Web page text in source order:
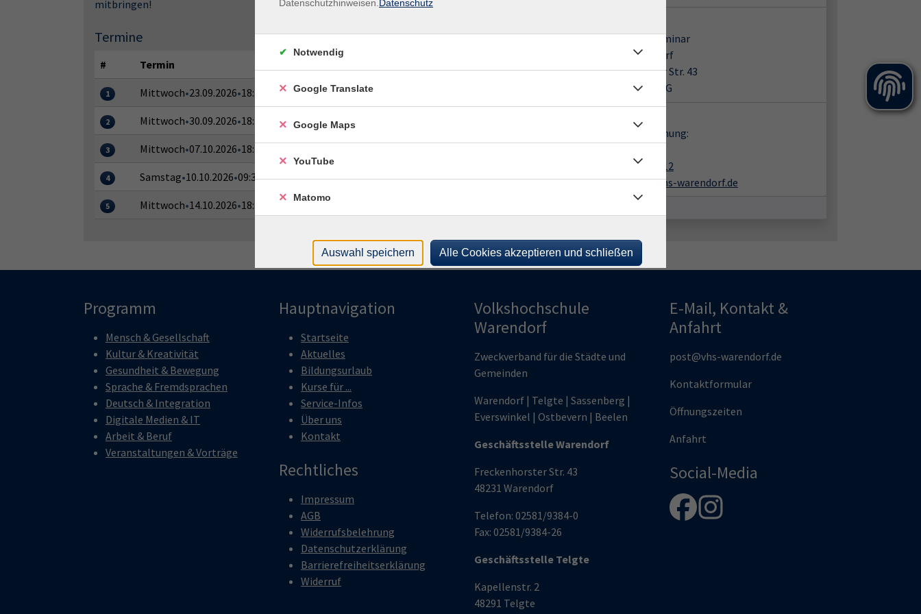
mitbringen!
Termine
# Termin
1 Mittwoch•23.09.2026•18:30–20:00 Uhr
2 Mittwoch•30.09.2026•18:30–20:00 Uhr
3 Mittwoch•07.10.2026•18:30–20:00 Uhr
4 Samstag•10.10.2026•09:30–12:30 Uhr Altes Lehrerseminar
5 Mittwoch•14.10.2026•18:30–20:00 Uhr
Altes Lehrerseminar
48231 Warendorf
Freckenhorster Str. 43
Raum 210 / 2. OG
Fragen zur Buchung:
02581-938412
buening@vhs-warendorf.de
Programm
Mensch & Gesellschaft
Kultur & Kreativität
Gesundheit & Bewegung
Sprache & Fremdsprachen
Deutsch & Integration
Digitale Medien & IT
Arbeit & Beruf
Veranstaltungen & Vorträge
Hauptnavigation
Startseite
Aktuelles
Bildungsurlaub
Kurse für ...
Service-Infos
Über uns
Kontakt
Rechtliches
Impressum
AGB
Widerrufsbelehrung
Datenschutzerklärung
Barrierefreiheitserklärung
Widerruf
Volkshochschule
Warendorf
Zweckverband für die Städte und
Gemeinden
Warendorf | Telgte | Sassenberg |
Everswinkel | Ostbevern | Beelen
Geschäftsstelle Warendorf
Freckenhorster Str. 43
48231 Warendorf
Telefon: 02581/9384-0
Fax: 02581/9384-26
Geschäftsstelle Telgte
Kapellenstr. 2
48291 Telgte
E-Mail, Kontakt &
Anfahrt
post@vhs-warendorf.de
Kontaktformular
Öffnungszeiten
Anfahrt
Social-Media
Datenschutzhinweisen. Datenschutz
Notwendig
Google Translate
Google Maps
YouTube
Matomo
Auswahl speichern Alle Cookies akzeptieren und schließen